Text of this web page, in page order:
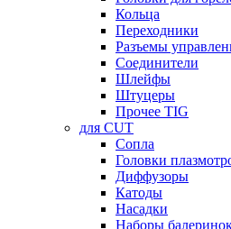
Кольца
Переходники
Разъемы
Соединители
Шлейфы
Штуцеры
Прочее TIG
для CUT
Сопла
Головки
Диффузоры
Катоды
Насадки
Наборы